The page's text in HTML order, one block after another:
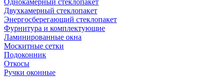
Однокамерный стеклопакет
Двухкамерный стеклопакет
Энергосберегающий стеклопакет
Фурнитура и комплектующие
Ламинированные окна
Москитные сетки
Подоконник
Откосы
Ручки оконные